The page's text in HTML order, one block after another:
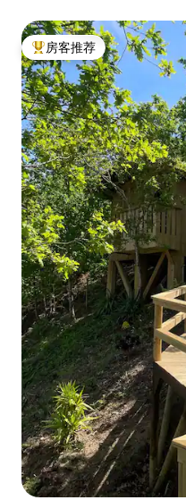
热门「房客推荐」
房客推荐